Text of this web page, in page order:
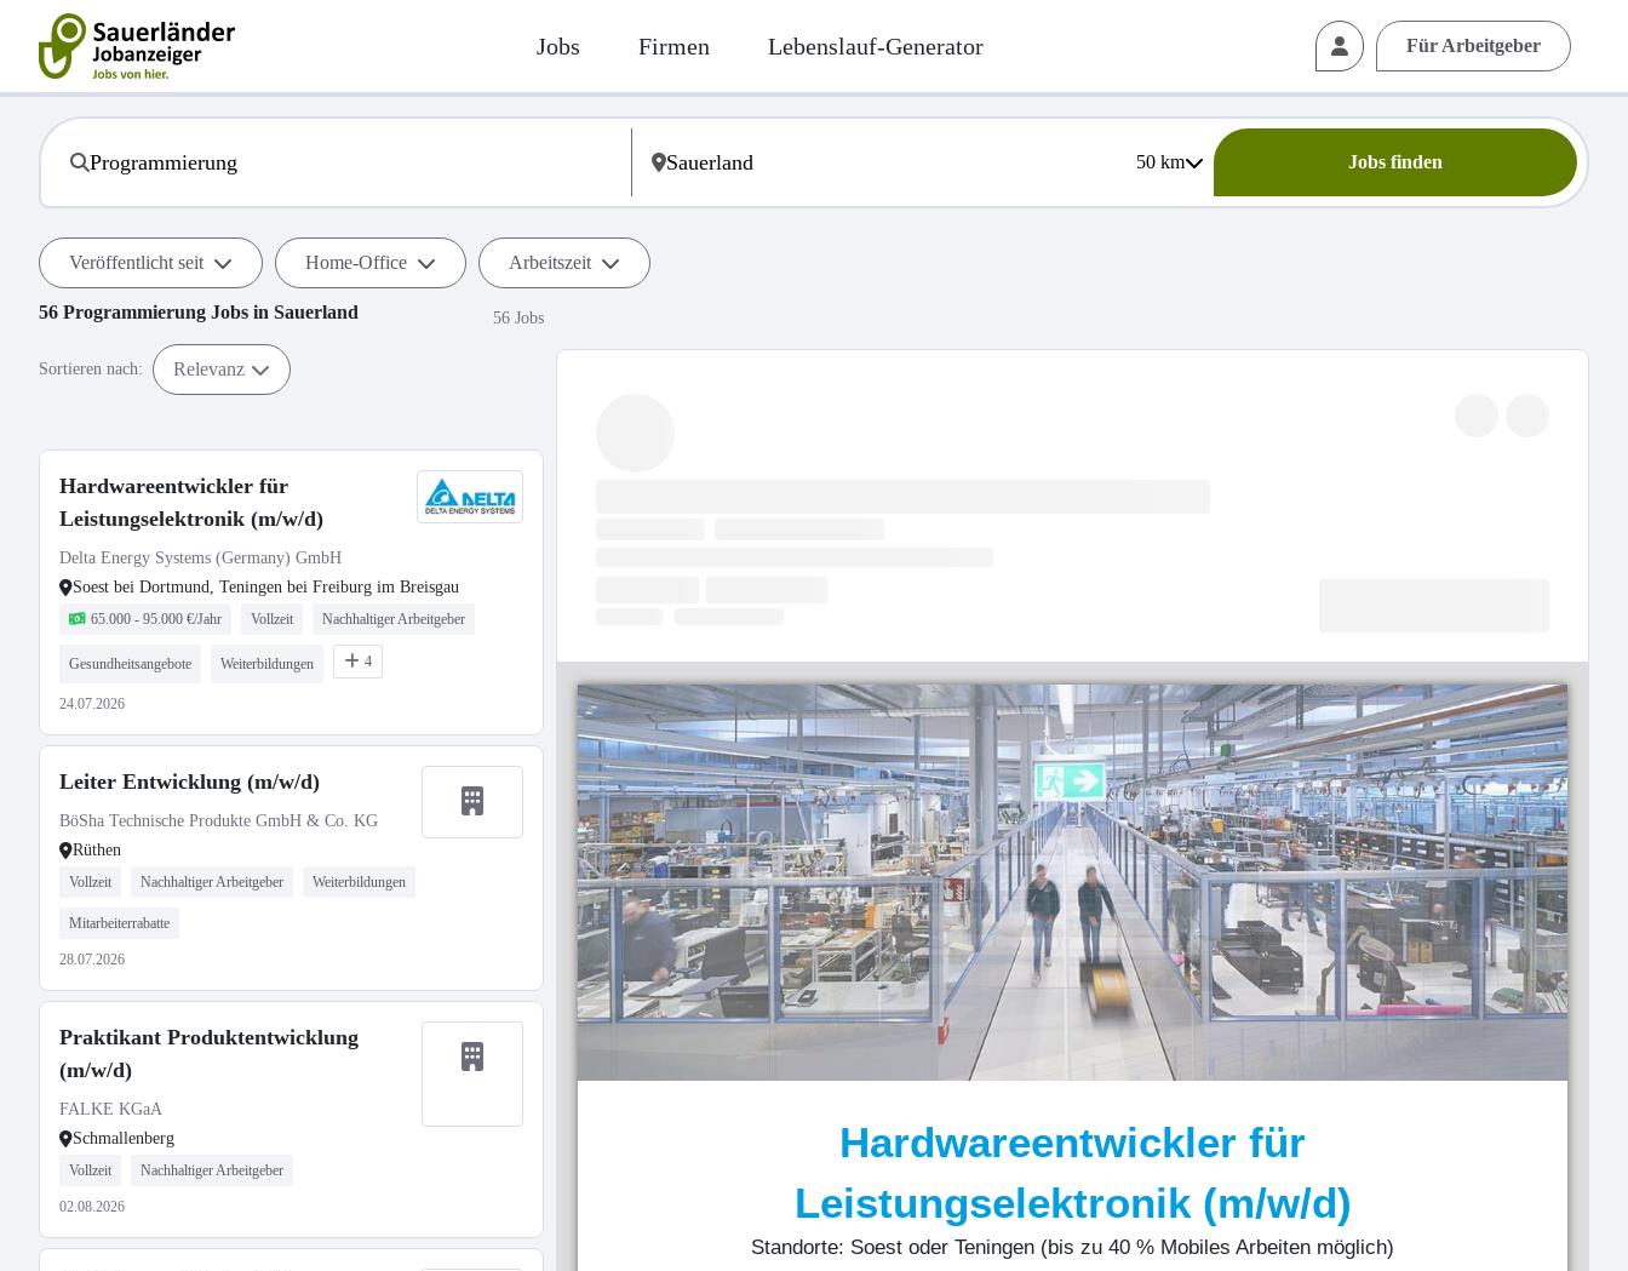
Jobs Firmen Lebenslauf-Generator Für Arbeitgeber
50km Jobs finden
Veröffentlicht seit Home-Office Arbeitszeit
56 Programmierung Jobs in Sauerland 56 Jobs
Sortieren nach: Relevanz
Hardwareentwickler für
Leistungselektronik (m/w/d)
Delta Energy Systems (Germany) GmbH
Soest bei Dortmund, Teningen bei Freiburg im Breisgau
65.000 - 95.000 €/Jahr Vollzeit Nachhaltiger Arbeitgeber
Gesundheitsangebote Weiterbildungen 4
24.07.2026
Leiter Entwicklung (m/w/d)
BöSha Technische Produkte GmbH & Co. KG
Rüthen
Vollzeit Nachhaltiger Arbeitgeber Weiterbildungen
Mitarbeiterrabatte
28.07.2026
Praktikant Produktentwicklung
(m/w/d)
FALKE KGaA
Schmallenberg
Vollzeit Nachhaltiger Arbeitgeber
02.08.2026